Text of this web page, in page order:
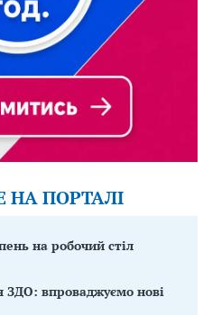
НА ПОРТАЛІ
на робочий стіл
ЗДО: впроваджуємо нові